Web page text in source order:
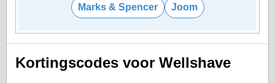
Marks & Spencer Joom
Kortingscodes voor Wellshave